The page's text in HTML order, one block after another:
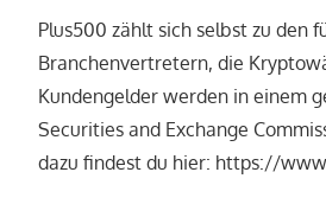
Plus500 zählt sich selbst zu den
Branchenvertretern, die
Kundengelder werden in einem
Securities and Exchange
dazu findest du hier: https://